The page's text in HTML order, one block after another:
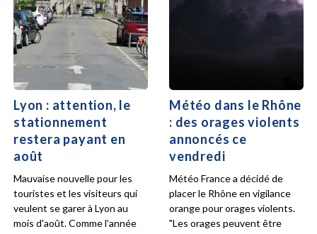
Lyon : attention, le
stationnement
restera payant en
août
Mauvaise nouvelle pour les
touristes et les visiteurs qui
veulent se garer à Lyon au
mois d'août. Comme l'année
Météo dans le Rhône
: des orages violents
annoncés ce
vendredi
Météo France a décidé de
placer le Rhône en vigilance
orange pour orages violents.
"Les orages peuvent être